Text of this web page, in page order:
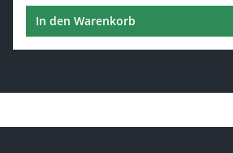
In den Warenkorb